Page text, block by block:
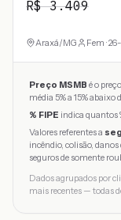
R$3.409
Araxá/MG Fem ·
Preço MSMB é o
média 5% a 15% abaixo
% FIPE indica quantos
Valores referentes a
incêndio, colisão,
seguros de somente
Dados agrupados por
mais recentes — todas